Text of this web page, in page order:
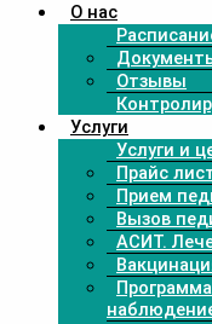
О нас
Отзывы
Услуги
Услуги и
Прайс
Прием
Вызов
АСИТ.